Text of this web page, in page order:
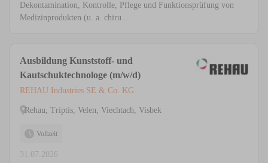
Dekontamination, Kontrolle, Pflege und Funktionsprüfung von
Medizinprodukten (u. a. chiru...
Ausbildung Kunststoff- und
Kautschuktechnologe (m/w/d)
REHAU Industries SE & Co. KG
Rehau, Triptis, Velen, Viechtach, Visbek
Vollzeit
31.07.2026